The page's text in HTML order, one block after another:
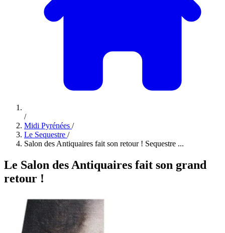
/
Midi Pyrénées /
Le Sequestre /
Salon des Antiquaires fait son retour ! Sequestre ...
Le Salon des Antiquaires fait son grand
retour !